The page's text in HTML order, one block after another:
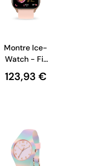
Montre Ice-
Watch - Fit
RT 3.0
(36mm) -
123,93 €